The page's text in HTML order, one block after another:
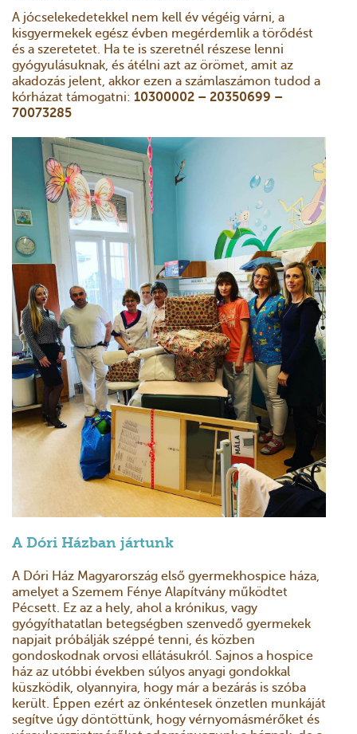
A jócselekedetekkel nem kell év végéig várni, a
kisgyermekek egész évben megérdemlik a törődést
és a szeretetet. Ha te is szeretnél részese lenni
gyógyulásuknak, és átélni azt az örömet, amit az
akadozás jelent, akkor ezen a számlaszámon tudod a
kórházat támogatni: 10300002 – 20350699 –
70073285
A Dóri Házban jártunk
A Dóri Ház Magyarország első gyermekhospice háza,
amelyet a Szemem Fénye Alapítvány működtet
Pécsett. Ez az a hely, ahol a krónikus, vagy
gyógyíthatatlan betegségben szenvedő gyermekek
napjait próbálják széppé tenni, és közben
gondoskodnak orvosi ellátásukról. Sajnos a hospice
ház az utóbbi években súlyos anyagi gondokkal
küszködik, olyannyira, hogy már a bezárás is szóba
került. Éppen ezért az önkéntesek önzetlen munkáját
segítve úgy döntöttünk, hogy vérnyomásmérőket és